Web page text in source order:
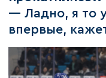
— Ладно, я то
впервые,